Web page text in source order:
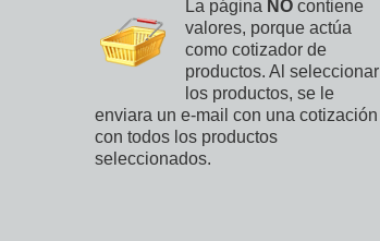
La página NO contiene
valores, porque actúa
como cotizador de
productos. Al seleccionar
los productos, se le
enviara un e-mail con una cotización
con todos los productos
seleccionados.